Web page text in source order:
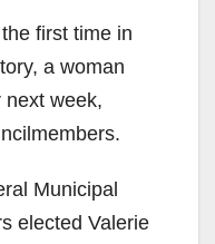
first time in
a woman
next week,
Municipal
elected Valerie